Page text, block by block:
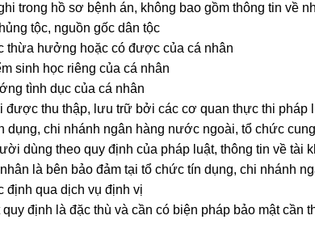
trong hồ sơ bệnh án, không bao gồm thông tin về
tộc, nguồn gốc dân tộc
thừa hưởng hoặc có được của cá nhân
sinh học riêng của cá nhân
tình dục của cá nhân
được thu thập, lưu trữ bởi các cơ quan thực thi pháp
dụng, chi nhánh ngân hàng nước ngoài, tổ chức
dùng theo quy định của pháp luật, thông tin về tài
là bên bảo đảm tại tổ chức tín dụng, chi nhánh
định qua dịch vụ định vị
định là đặc thù và cần có biện pháp bảo mật cần